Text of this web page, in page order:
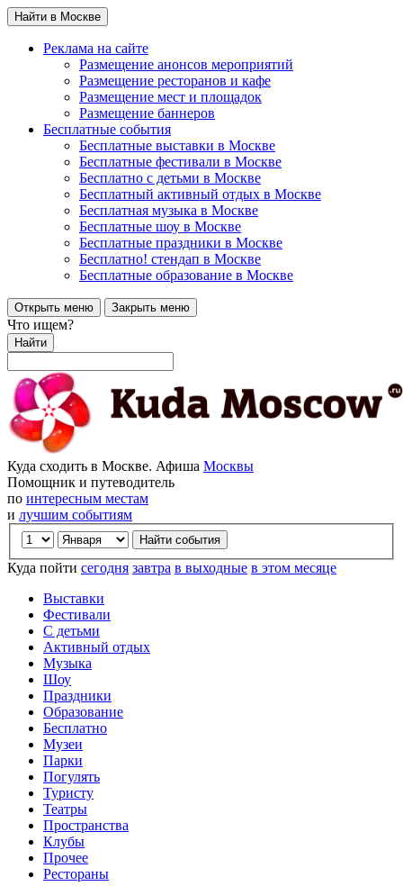
Найти в Москве
Реклама на сайте
Размещение анонсов мероприятий
Размещение ресторанов и кафе
Размещение мест и площадок
Размещение баннеров
Бесплатные события
Бесплатные выставки в Москве
Бесплатные фестивали в Москве
Бесплатно с детьми в Москве
Бесплатный активный отдых в Москве
Бесплатная музыка в Москве
Бесплатные шоу в Москве
Бесплатные праздники в Москве
Бесплатно! стендап в Москве
Бесплатные образование в Москве
Открыть меню Закрыть меню
Что ищем?
Найти
Куда сходить в Москве. Афиша Москвы
Помощник и путеводитель
по интересным местам
и лучшим событиям
Куда пойти сегодня завтра в выходные в этом месяце
Выставки
Фестивали
С детьми
Активный отдых
Музыка
Шоу
Праздники
Образование
Бесплатно
Музеи
Парки
Погулять
Туристу
Театры
Пространства
Клубы
Прочее
Рестораны